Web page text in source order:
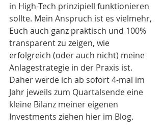
in High-Tech prinzipiell funktionieren
sollte. Mein Anspruch ist es vielmehr,
Euch auch ganz praktisch und 100%
transparent zu zeigen, wie
erfolgreich (oder auch nicht) meine
Anlagestrategie in der Praxis ist.
Daher werde ich ab sofort 4-mal im
Jahr jeweils zum Quartalsende eine
kleine Bilanz meiner eigenen
Investments ziehen hier im Blog.